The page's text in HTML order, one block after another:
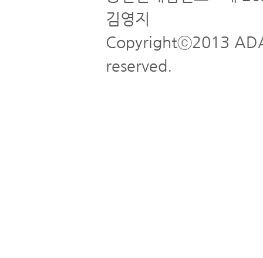
김영지
Copyrightⓒ2013
reserved.